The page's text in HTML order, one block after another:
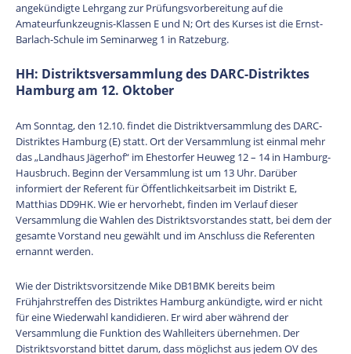
angekündigte Lehrgang zur Prüfungsvorbereitung auf die
Amateurfunkzeugnis-Klassen E und N; Ort des Kurses ist die Ernst-
Barlach-Schule im Seminarweg 1 in Ratzeburg.
HH: Distriktsversammlung des DARC-Distriktes
Hamburg am 12. Oktober
Am Sonntag, den 12.10. findet die Distriktversammlung des DARC-
Distriktes Hamburg (E) statt. Ort der Versammlung ist einmal mehr
das „Landhaus Jägerhof“ im Ehestorfer Heuweg 12 – 14 in Hamburg-
Hausbruch. Beginn der Versammlung ist um 13 Uhr. Darüber
informiert der Referent für Öffentlichkeitsarbeit im Distrikt E,
Matthias DD9HK. Wie er hervorhebt, finden im Verlauf dieser
Versammlung die Wahlen des Distriktsvorstandes statt, bei dem der
gesamte Vorstand neu gewählt und im Anschluss die Referenten
ernannt werden.
Wie der Distriktsvorsitzende Mike DB1BMK bereits beim
Frühjahrstreffen des Distriktes Hamburg ankündigte, wird er nicht
für eine Wiederwahl kandidieren. Er wird aber während der
Versammlung die Funktion des Wahlleiters übernehmen. Der
Distriktsvorstand bittet darum, dass möglichst aus jedem OV des